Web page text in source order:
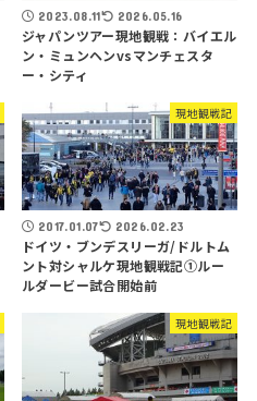
2023.08.11 2026.05.16
ジャパンツアー現地観戦：バイエル
ン・ミュンヘンvsマンチェスタ
ー・シティ
現地観戦記
2017.01.07 2026.02.23
ドイツ・ブンデスリーガ/ドルトム
ント対シャルケ現地観戦記①ルー
ルダービー試合開始前
現地観戦記